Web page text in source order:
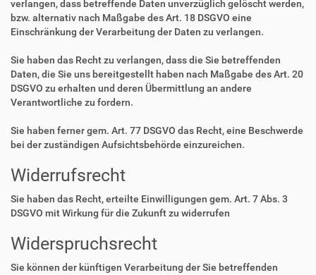
verlangen, dass betreffende Daten unverzüglich gelöscht werden,
bzw. alternativ nach Maßgabe des Art. 18 DSGVO eine
Einschränkung der Verarbeitung der Daten zu verlangen.
Sie haben das Recht zu verlangen, dass die Sie betreffenden
Daten, die Sie uns bereitgestellt haben nach Maßgabe des Art. 20
DSGVO zu erhalten und deren Übermittlung an andere
Verantwortliche zu fordern.
Sie haben ferner gem. Art. 77 DSGVO das Recht, eine Beschwerde
bei der zuständigen Aufsichtsbehörde einzureichen.
Widerrufsrecht
Sie haben das Recht, erteilte Einwilligungen gem. Art. 7 Abs. 3
DSGVO mit Wirkung für die Zukunft zu widerrufen
Widerspruchsrecht
Sie können der künftigen Verarbeitung der Sie betreffenden